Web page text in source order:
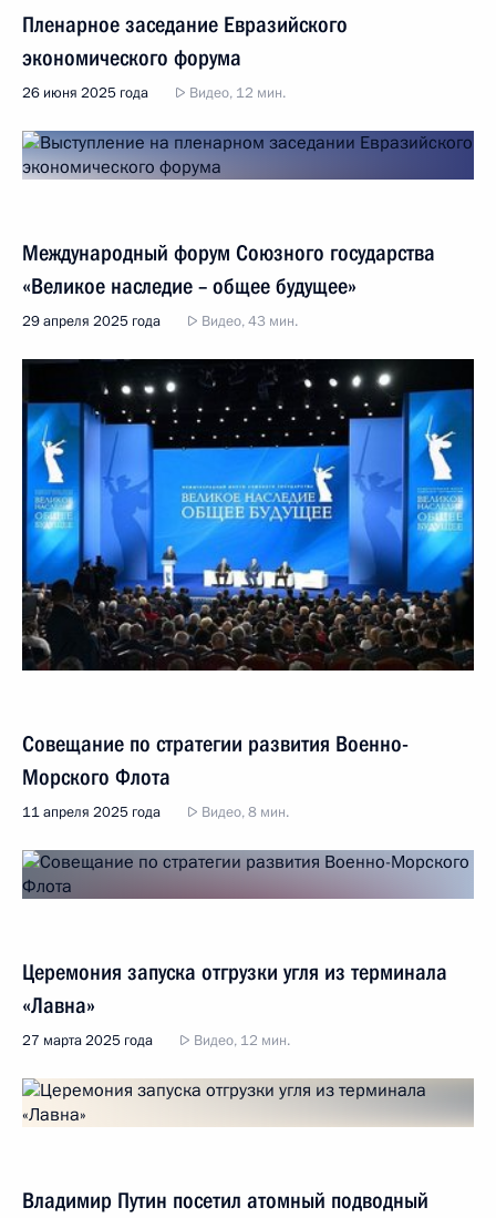
Пленарное заседание Евразийского
экономического форума
26 июня 2025 года Видео, 12 мин.
Международный форум Союзного государства
«Великое наследие – общее будущее»
29 апреля 2025 года Видео, 43 мин.
Совещание по стратегии развития Военно-
Морского Флота
11 апреля 2025 года Видео, 8 мин.
Церемония запуска отгрузки угля из терминала
«Лавна»
27 марта 2025 года Видео, 12 мин.
Владимир Путин посетил атомный подводный